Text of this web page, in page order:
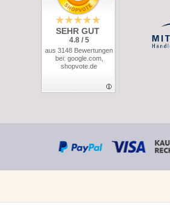
SEHR GUT
4.8 / 5
aus 3148 Bewertungen
bei: google.com,
shopvote.de